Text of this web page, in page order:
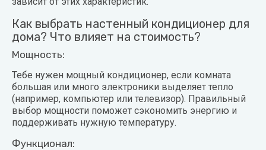
Как выбрать настенный кондиционер для
дома? Что влияет на стоимость?
Мощность:
Тебе нужен мощный кондиционер, если комната
большая или много электроники выделяет тепло
(например, компьютер или телевизор). Правильный
выбор мощности поможет сэкономить энергию и
поддерживать нужную температуру.
Функционал: